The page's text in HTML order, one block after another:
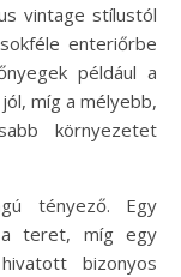
vintage stílustól
enteriőrbe
például a
míg a mélyebb,
környezetet
tényező. Egy
a teret, míg egy
bizonyos